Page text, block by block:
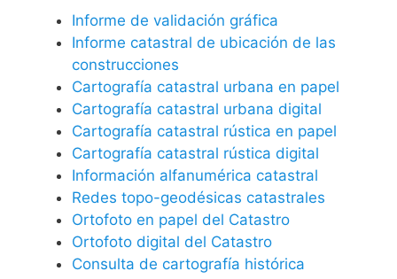
Informe de validación gráfica
Informe catastral de ubicación de las
construcciones
Cartografía catastral urbana en papel
Cartografía catastral urbana digital
Cartografía catastral rústica en papel
Cartografía catastral rústica digital
Información alfanumérica catastral
Redes topo-geodésicas catastrales
Ortofoto en papel del Catastro
Ortofoto digital del Catastro
Consulta de cartografía histórica